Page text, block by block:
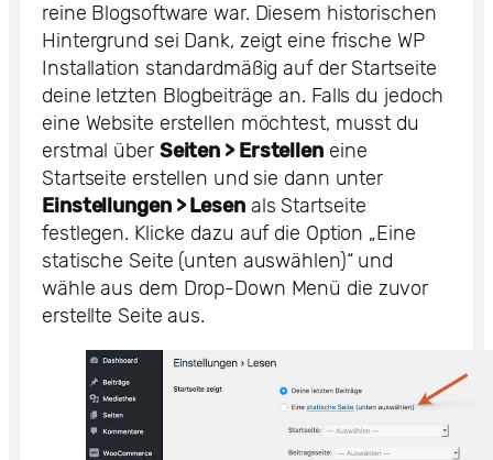
reine Blogsoftware war. Diesem historischen
Hintergrund sei Dank, zeigt eine frische WP
Installation standardmäßig auf der Startseite
deine letzten Blogbeiträge an. Falls du jedoch
eine Website erstellen möchtest, musst du
erstmal über Seiten > Erstelleneine
Startseite erstellen und sie dann unter
Einstellungen > Lesenals Startseite
festlegen. Klicke dazu auf die Option „Eine
statische Seite (unten auswählen)“ und
wähle aus dem Drop-Down Menü die zuvor
erstellte Seite aus.